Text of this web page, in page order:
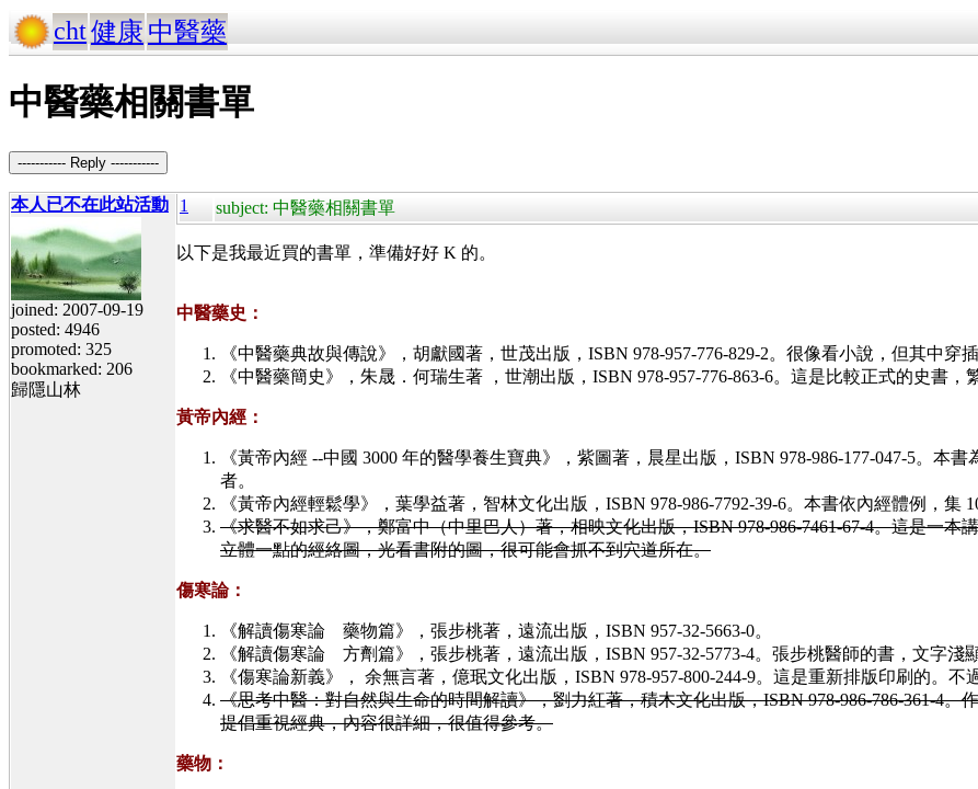
cht健康 中醫藥
中醫藥相關書單
----------- Reply -----------
本人已不在此站活動
joined: 2007-09-19
posted: 4946
promoted: 325
bookmarked: 206
歸隱山林
1 subject: 中醫藥相關書單
以下是我最近買的書單，準備好好 K 的。
中醫藥史：
《中醫藥典故與傳說》，胡獻國著，世茂出版，ISBN 978-957-776-829-2。很像看小說，但其中穿
《中醫藥簡史》，朱晟．何瑞生著 ，世潮出版，ISBN 978-957-776-863-6。這是比較正式的史書，
黃帝內經：
《黃帝內經 --中國 3000 年的醫學養生寶典》，紫圖著，晨星出版，ISBN 978-986-177-047-5。本
者。
《黃帝內經輕鬆學》，葉學益著，智林文化出版，ISBN 978-986-7792-39-6。本書依內經體例，集
《求醫不如求己》，鄭富中（中里巴人）著，相映文化出版，ISBN 978-986-7461-67-4。這是一
立體一點的經絡圖，光看書附的圖，很可能會抓不到穴道所在。
傷寒論：
《解讀傷寒論 藥物篇》，張步桃著，遠流出版，ISBN 957-32-5663-0。
《解讀傷寒論 方劑篇》，張步桃著，遠流出版，ISBN 957-32-5773-4。張步桃醫師的書，文字淺
《傷寒論新義》， 余無言著，億珉文化出版，ISBN 978-957-800-244-9。這是重新排版印刷的。不
《思考中醫：對自然與生命的時間解讀》，劉力紅著，積木文化出版，ISBN 978-986-786-361-4
提倡重視經典，內容很詳細，很值得參考。
藥物：